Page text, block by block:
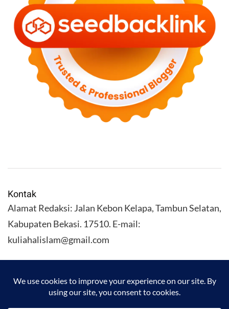
Kontak
Alamat Redaksi: Jalan Kebon Kelapa, Tambun Selatan,
Kabupaten Bekasi. 17510. E-mail:
kuliahalislam@gmail.com